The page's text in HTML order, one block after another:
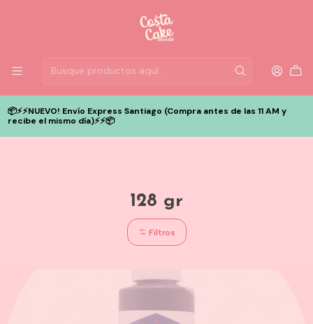
📦⚡️⚡️NUEVO! Envío Express Santiago (Compra antes de las 11 AM y
recibe el mismo día)⚡️⚡️📦
128 gr
Filtros